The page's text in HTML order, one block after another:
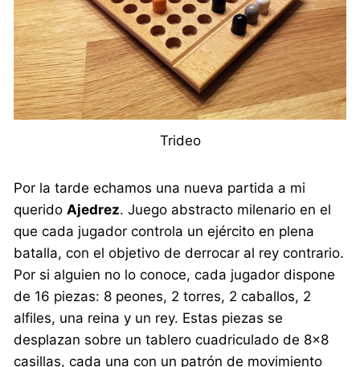
Trideo
Por la tarde echamos una nueva partida a mi
queridoAjedrez. Juego abstracto milenario en el
que cada jugador controla un ejército en plena
batalla, con el objetivo de derrocar al rey contrario.
Por si alguien no lo conoce, cada jugador dispone
de 16 piezas: 8 peones, 2 torres, 2 caballos, 2
alfiles, una reina y un rey. Estas piezas se
desplazan sobre un tablero cuadriculado de 8×8
casillas, cada una con un patrón de movimiento